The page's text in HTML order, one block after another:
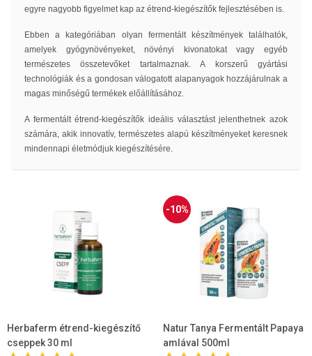
egyre nagyobb figyelmet kap az étrend-kiegészítők fejlesztésében is.
Ebben a kategóriában olyan fermentált készítmények találhatók,
amelyek gyógynövényeket, növényi kivonatokat vagy egyéb
természetes összetevőket tartalmaznak. A korszerű gyártási
technológiák és a gondosan válogatott alapanyagok hozzájárulnak a
magas minőségű termékek előállításához.
A fermentált étrend-kiegészítők ideális választást jelenthetnek azok
számára, akik innovatív, természetes alapú készítményeket keresnek
mindennapi életmódjuk kiegészítésére.
Herbaferm étrend-kiegészítő
cseppek 30 ml
-10%
Natur Tanya Fermentált Papaya
amlával 500ml